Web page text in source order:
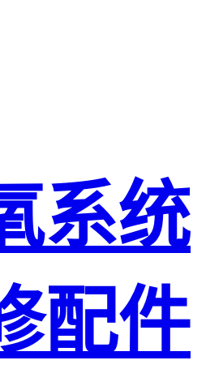
系统
配件